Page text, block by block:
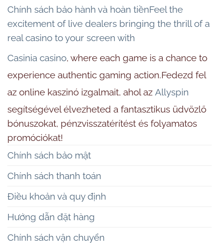
Chính sách bảo hành và hoàn tiềnFeel the
excitement of live dealers bringing the thrill of a
real casino to your screen with
Casinia casino, where each game is a chance to
experience authentic gaming action.Fedezd fel
az online kaszinó izgalmait, ahol az Allyspin
segítségével élvezheted a fantasztikus üdvözlő
bónuszokat, pénzvisszatérítést és folyamatos
promóciókat!
Chính sách bảo mật
Chính sách thanh toán
Điều khoản và quy định
Hướng dẫn đặt hàng
Chính sách vận chuyển